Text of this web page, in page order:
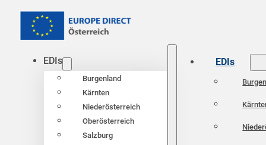
EDIs
Burgenland
Kärnten
Niederösterreich
Oberösterreich
Salzburg
EDIs